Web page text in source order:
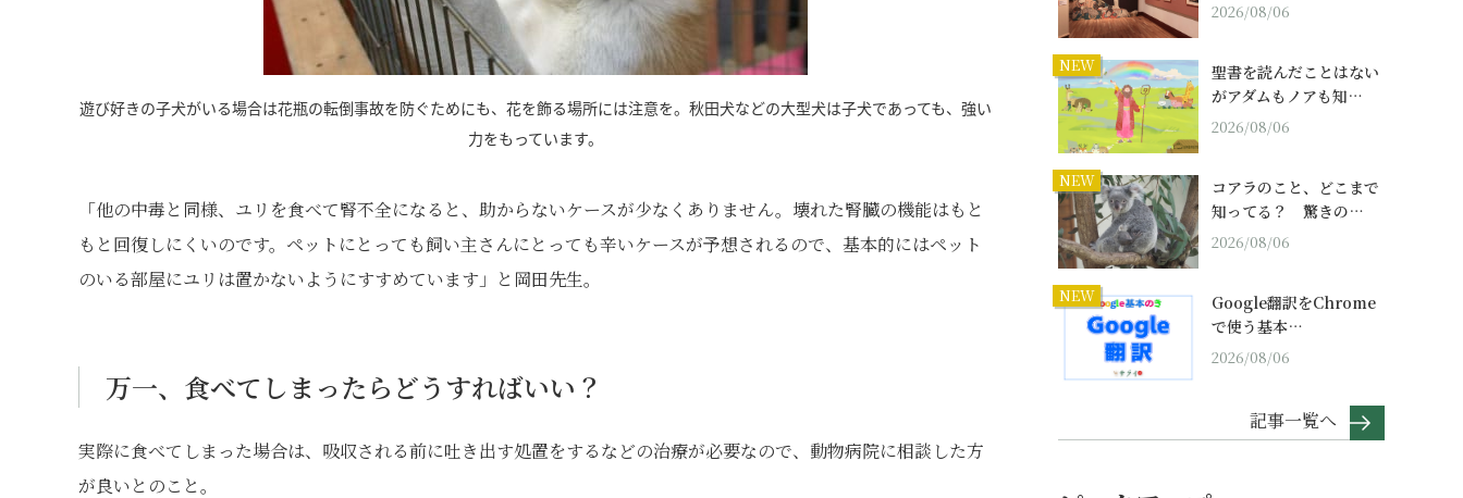
遊び好きの子犬がいる場合は花瓶の転倒事故を防ぐためにも、花を飾る場所には注意を。秋田犬などの大型犬は子犬であっても、強い
力をもっています。
「他の中毒と同様、ユリを食べて腎不全になると、助からないケースが少なくありません。壊れた腎臓の機能はもと
もと回復しにくいのです。ペットにとっても飼い主さんにとっても辛いケースが予想されるので、基本的にはペット
のいる部屋にユリは置かないようにすすめています」と岡田先生。
万一、食べてしまったらどうすればいい？
実際に食べてしまった場合は、吸収される前に吐き出す処置をするなどの治療が必要なので、動物病院に相談した方
が良いとのこと。
2026/08/06
NEW
聖書を読んだことはない
がアダムもノアも知…
2026/08/06
NEW
コアラのこと、どこまで
知ってる？ 驚きの…
2026/08/06
NEW
Google翻訳をChrome
で使う基本…
2026/08/06
記事一覧へ